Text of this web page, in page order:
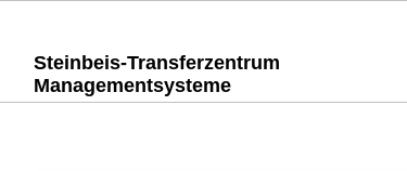
Steinbeis-Transferzentrum
Managementsysteme